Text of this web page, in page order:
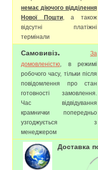
немає діючого відділення
Нової Пошти, а також
відсутні платіжні
термінали
Самовивіз.
За
домовленістю , в режимі
робочого часу, тільки після
повідомлення про стан
готовності замовлення.
Час відвідування
крамнички попередньо
узгоджується з
менеджером
Доставка